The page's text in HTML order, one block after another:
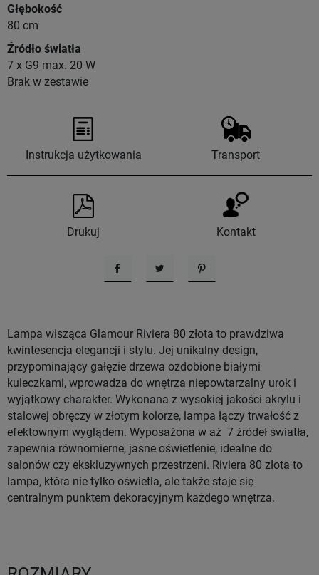
Głębokość
80 cm
Źródło światła
7 x G9 max. 20 W
Brak w zestawie
Instrukcja użytkowania Transport
Drukuj Kontakt
UdostępnijTweetujPinterest
Lampa wisząca Glamour Riviera 80 złota to prawdziwa
kwintesencja elegancji i stylu. Jej unikalny design,
przypominający gałęzie drzewa ozdobione białymi
kuleczkami, wprowadza do wnętrza niepowtarzalny urok i
wyjątkowy charakter. Wykonana z wysokiej jakości akrylu i
stalowej obręczy w złotym kolorze, lampa łączy trwałość z
efektownym wyglądem. Wyposażona w aż 7 źródeł światła,
zapewnia równomierne, jasne oświetlenie, idealne do
salonów czy ekskluzywnych przestrzeni. Riviera 80 złota to
lampa, która nie tylko oświetla, ale także staje się
centralnym punktem dekoracyjnym każdego wnętrza.